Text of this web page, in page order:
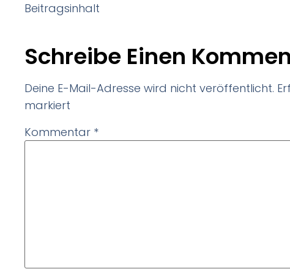
Beitragsinhalt
Schreibe Einen
Deine E-Mail-Adresse wird nicht veröffentlicht.
markiert
Kommentar *